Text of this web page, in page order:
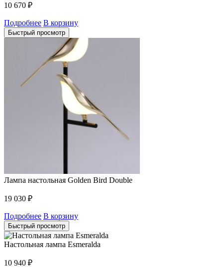
10 670 ₽
Подробнее В корзину
Быстрый просмотр
Лампа настольная Golden Bird Double
19 030 ₽
Подробнее В корзину
Быстрый просмотр
Настольная лампа Esmeralda
10 940 ₽